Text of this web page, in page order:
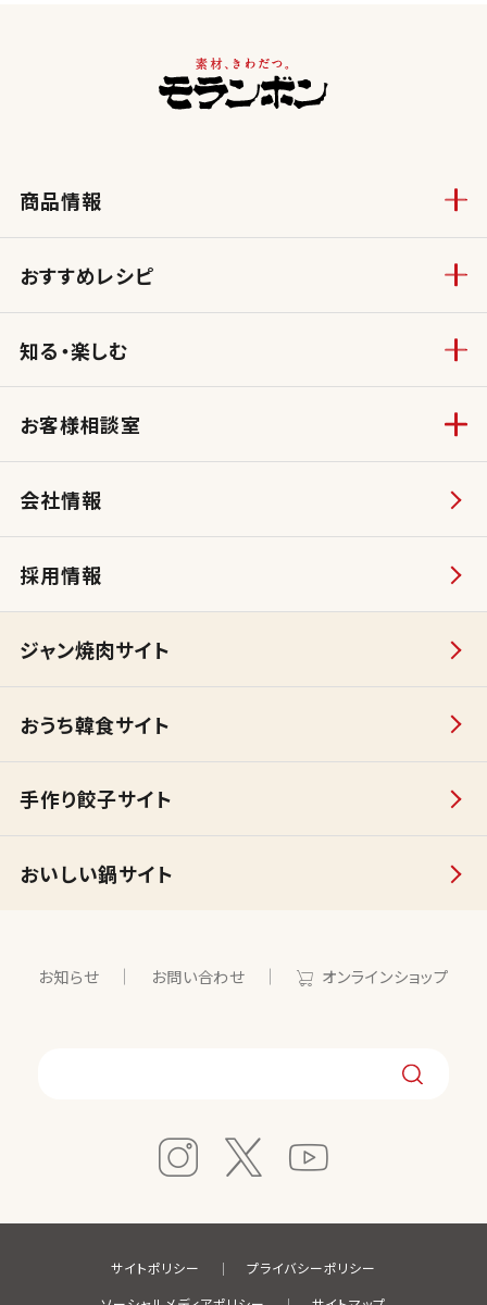
商品情報
おすすめレシピ
知る・楽しむ
お客様相談室
会社情報
採用情報
ジャン焼肉サイト
おうち韓食サイト
手作り餃子サイト
おいしい鍋サイト
お知らせ お問い合わせ オンラインショップ
サイトポリシー
プライバシーポリシー